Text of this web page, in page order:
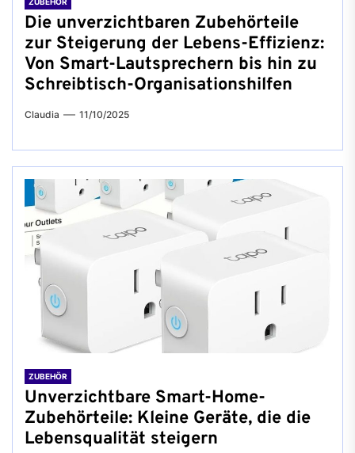
Die unverzichtbaren Zubehörteile
zur Steigerung der Lebens-Effizienz:
Von Smart-Lautsprechern bis hin zu
Schreibtisch-Organisationshilfen
Claudia 11/10/2025
ZUBEHÖR
Unverzichtbare Smart-Home-
Zubehörteile: Kleine Geräte, die die
Lebensqualität steigern